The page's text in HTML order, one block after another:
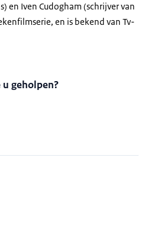
en Iven Cudogham (schrijver van
en is bekend van Tv-
geholpen?